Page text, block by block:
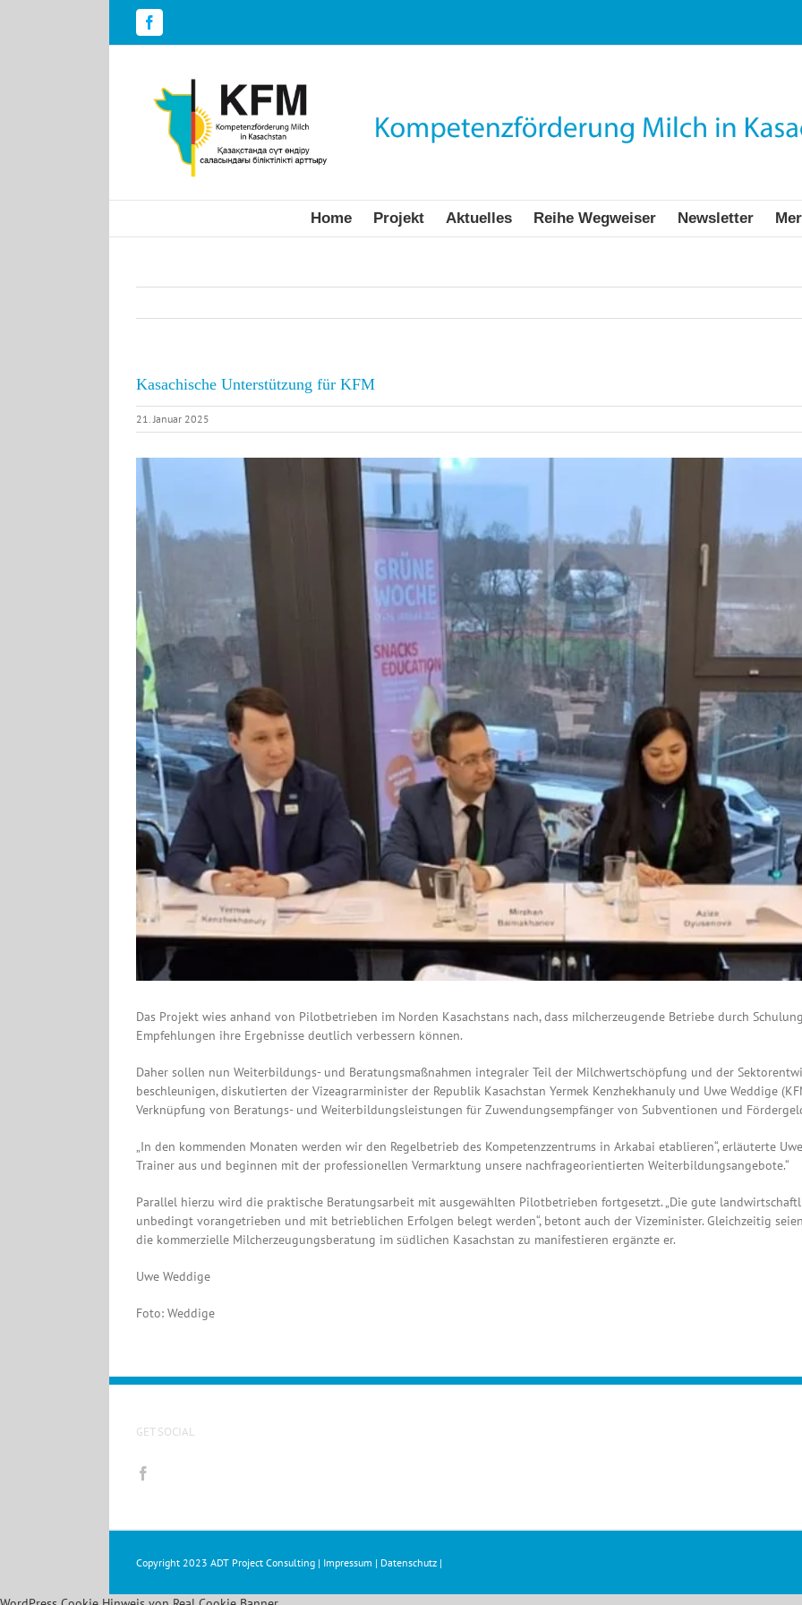
Facebook
Home Projekt Aktuelles Reihe Wegweiser Newsletter
Kasachische Unterstützung für KFM
21. Januar 2025
View
Larger
Image
Das Projekt wies anhand von Pilotbetrieben im Norden Kasachstans nach, dass milcherzeugende Betriebe durch
Empfehlungen ihre Ergebnisse deutlich verbessern können.
Daher sollen nun Weiterbildungs- und Beratungsmaßnahmen integraler Teil der Milchwertschöpfung und der
beschleunigen, diskutierten der Vizeagrarminister der Republik Kasachstan Yermek Kenzhekhanuly und Uwe Weddige
Verknüpfung von Beratungs- und Weiterbildungsleistungen für Zuwendungsempfänger von Subventionen und
„In den kommenden Monaten werden wir den Regelbetrieb des Kompetenzzentrums in Arkabai etablieren“, erläuterte
Trainer aus und beginnen mit der professionellen Vermarktung unsere nachfrageorientierten Weiterbildungsangebote.“
Parallel hierzu wird die praktische Beratungsarbeit mit ausgewählten Pilotbetrieben fortgesetzt. „Die gute
unbedingt vorangetrieben und mit betrieblichen Erfolgen belegt werden“, betont auch der Vizeminister. Gleichzeitig
die kommerzielle Milcherzeugungsberatung im südlichen Kasachstan zu manifestieren ergänzte er.
Uwe Weddige
Foto: Weddige
GET SOCIAL
Copyright 2023 ADT Project Consulting | Impressum | Datenschutz |